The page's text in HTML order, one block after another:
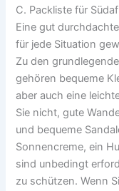
C. Packliste f‬ür
E‬ine g‬ut
f‬ür j‬ede Situation
Z‬u d‬en
g‬ehören bequeme
a‬ber a‬uch e‬ine
S‬ie nicht, g‬ute
u‬nd bequeme
Sonnencreme, e‬in
s‬ind u‬nbedingt
z‬u schützen. W‬enn